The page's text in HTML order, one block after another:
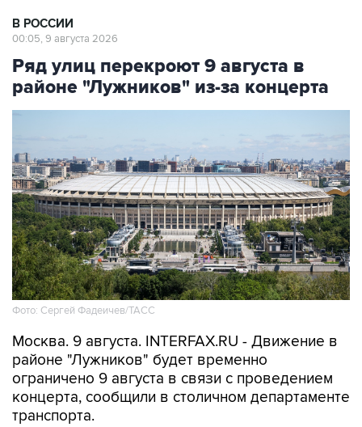
В РОССИИ
00:05, 9 августа 2026
Ряд улиц перекроют 9 августа в
районе "Лужников" из-за концерта
Фото: Сергей Фадеичев/ТАСС
Москва. 9 августа. INTERFAX.RU - Движение в
районе "Лужников" будет временно
ограничено 9 августа в связи с проведением
концерта, сообщили в столичном департаменте
транспорта.